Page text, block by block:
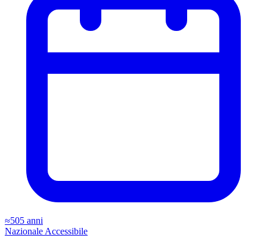
≈505 anni
Nazionale Accessibile